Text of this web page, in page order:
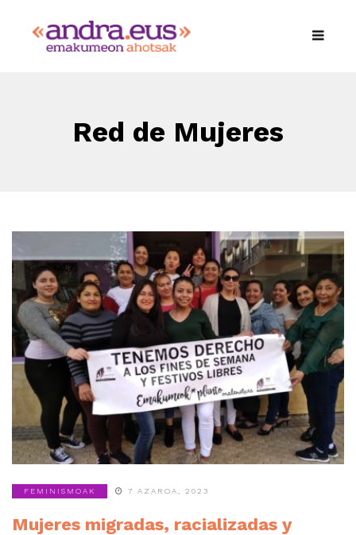
Red de Mujeres
Migradas y Racializadas
de Euskal Herria
FEMINISMOAK 7 AZAROA, 2023
Mujeres migradas, racializadas y